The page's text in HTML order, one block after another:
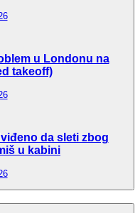
u Londonu na
takeoff)
da sleti zbog
u kabini